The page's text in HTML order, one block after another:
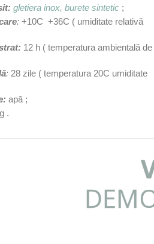
: gletiera inox, burete sintetic ;
: +10C +36C ( umiditate relativă
12 h ( temperatura ambientală de
: 28 zile ( temperatura 20C umiditate
apă ;
.